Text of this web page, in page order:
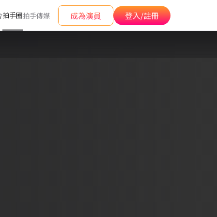
拍手圈拍手傳媒 成為演員 登入/註冊